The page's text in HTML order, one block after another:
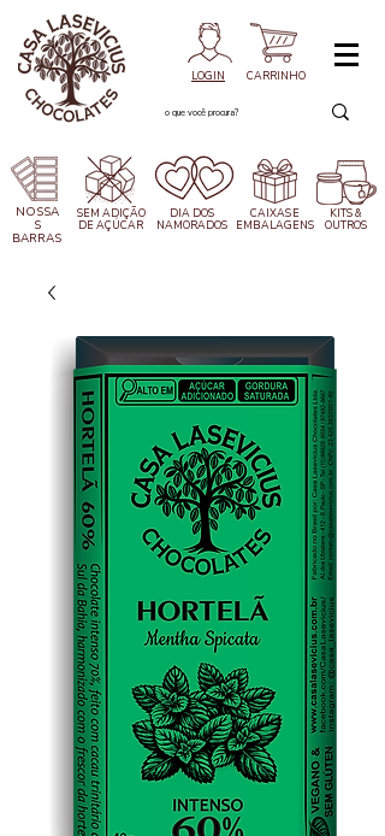
LOGIN CARRINHO
NOSSA
S
BARRAS
SEM ADIÇÃO
DE AÇÚCAR
DIA DOS
NAMORADOS
CAIXASE
EMBALAGENS
KITS &
OUTROS